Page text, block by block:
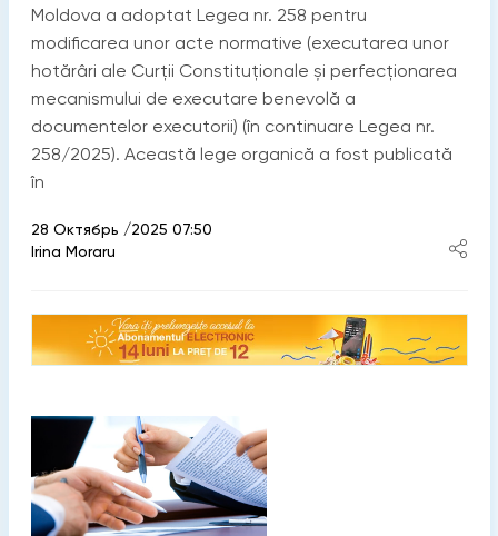
Moldova a adoptat Legea nr. 258 pentru
modificarea unor acte normative (executarea unor
hotărâri ale Curții Constituționale și perfecționarea
mecanismului de executare benevolă a
documentelor executorii) (în continuare Legea nr.
258/2025). Această lege organică a fost publicată
în
28 Октябрь /2025 07:50
Irina Moraru